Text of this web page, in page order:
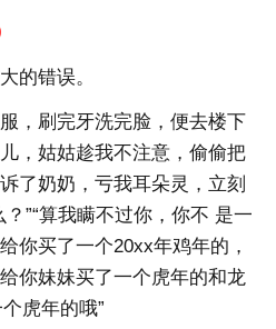
的错误。
，刷完牙洗完脸，便去楼下
，姑姑趁我不注意，偷偷把
了奶奶，亏我耳朵灵，立刻
”“算我瞒不过你，你不 是一
你买了一个20xx年鸡年的，
你妹妹买了一个虎年的和龙
虎年的哦”